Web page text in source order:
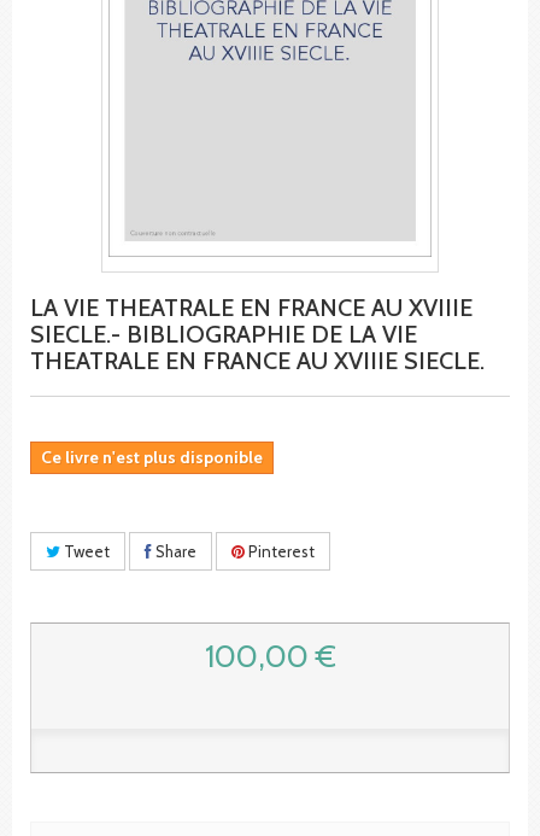
LA VIE THEATRALE EN FRANCE AU XVIIIE
SIECLE.- BIBLIOGRAPHIE DE LA VIE
THEATRALE EN FRANCE AU XVIIIE SIECLE.
Ce livre n'est plus disponible
Tweet Share Pinterest
100,00 €